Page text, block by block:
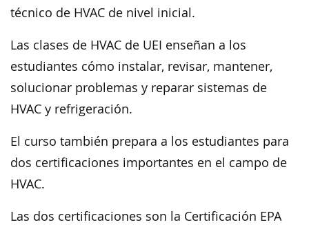
técnico de HVAC de nivel inicial.
Las clases de HVAC de UEI enseñan a los
estudiantes cómo instalar, revisar, mantener,
solucionar problemas y reparar sistemas de
HVAC y refrigeración.
El curso también prepara a los estudiantes para
dos certificaciones importantes en el campo de
HVAC.
Las dos certificaciones son la Certificación EPA